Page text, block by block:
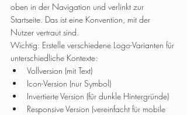
oben in der Navigation und verlinkt zur
Startseite. Das ist eine Konvention, mit der
Nutzer vertraut sind.
Wichtig: Erstelle verschiedene Logo-Varianten für
unterschiedliche Kontexte:
Vollversion (mit Text)
Icon-Version (nur Symbol)
Invertierte Version (für dunkle Hintergründe)
Responsive Version (vereinfacht für mobile